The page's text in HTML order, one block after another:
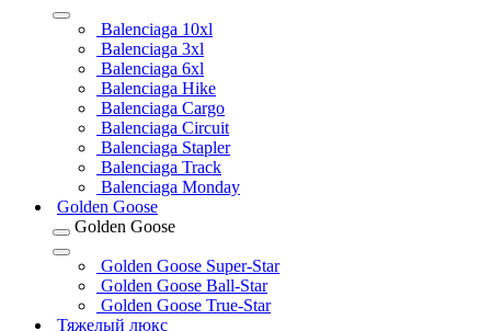
Balenciaga 10xl
Balenciaga 3xl
Balenciaga 6xl
Balenciaga Hike
Balenciaga Cargo
Balenciaga Circuit
Balenciaga Stapler
Balenciaga Track
Balenciaga Monday
Golden Goose
Golden Goose
Golden Goose Super-Star
Golden Goose Ball-Star
Golden Goose True-Star
Тяжелый люкс